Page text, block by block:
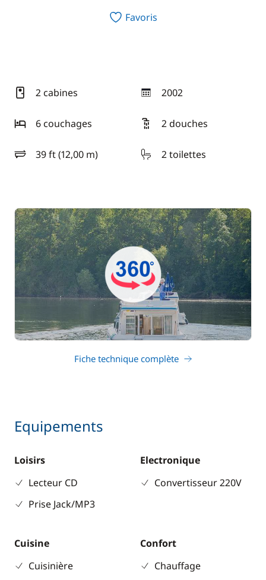
Favoris
2 cabines 2002
année
6 couchages
2 douches
39 ft (12,00 m)
longueur 2 toilettes
Fiche technique complète
Equipements
Loisirs
Lecteur CD
Prise Jack/MP3
Electronique
Convertisseur 220V
Cuisine
Cuisinière
Confort
Chauffage